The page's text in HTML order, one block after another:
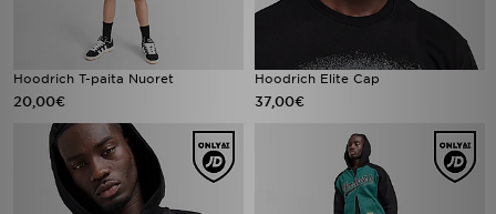
Hoodrich T-paita Nuoret
20,00€
Hoodrich Elite Cap
37,00€